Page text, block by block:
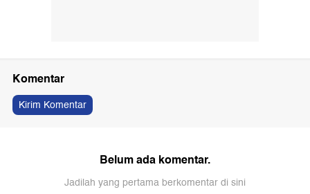
Komentar
Kirim Komentar
Belum ada komentar.
Jadilah yang pertama berkomentar di sini